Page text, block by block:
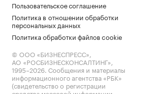
Пользовательское соглашение
Политика в отношении обработки
персональных данных
Политика обработки файлов cookie
© ООО «БИЗНЕСПРЕСС»,
АО «РОСБИЗНЕСКОНСАЛТИНГ»,
1995–2026. Сообщения и материалы
информационного агентства «РБК»
(свидетельство о регистрации